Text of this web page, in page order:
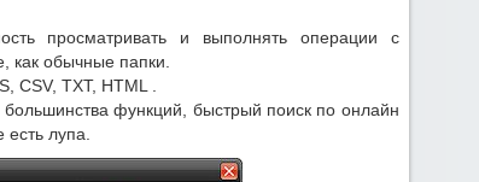
просматривать и выполнять операции с
как обычные папки.
CSV, TXT, HTML .
функций, быстрый поиск по онлайн
лупа.